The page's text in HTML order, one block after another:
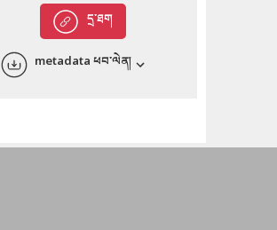
English
དྲ་ཐག
metadata ཕབ་ལེན།